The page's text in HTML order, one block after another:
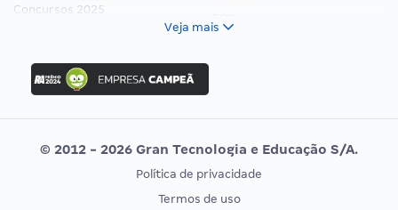
Concursos 2025
Concurso Ibama
Concurso MPU
Editais publicados
Vunesp
CONCURSOS POR PROFISSÃO
EXAME DE ORDEM
Veja mais
© 2012 - 2026 Gran Tecnologia e Educação S/A.
Política de privacidade
Termos de uso